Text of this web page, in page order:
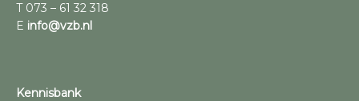
T 073 – 61 32 318
E info@vzb.nl
Kennisbank